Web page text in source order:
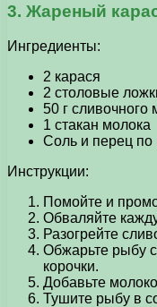
3. Жареный
Ингредиенты:
2 карася
2 столовые
50 г сливочного
1 стакан молока
Соль и перец по
Инструкции:
Помойте и
Обваляйте
Разогрейте
Обжарьте рыбу с
корочки.
Добавьте
Тушите рыбу в